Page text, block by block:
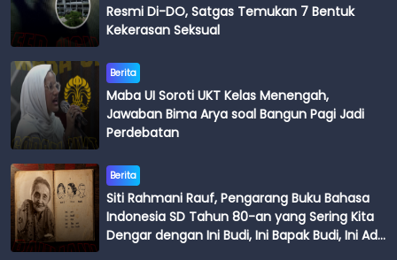
Resmi Di-DO, Satgas Temukan 7 Bentuk
Kekerasan Seksual
Berita
Maba UI Soroti UKT Kelas Menengah,
Jawaban Bima Arya soal Bangun Pagi Jadi
Perdebatan
Berita
Siti Rahmani Rauf, Pengarang Buku Bahasa
Indonesia SD Tahun 80-an yang Sering Kita
Dengar dengan Ini Budi, Ini Bapak Budi, Ini Adik